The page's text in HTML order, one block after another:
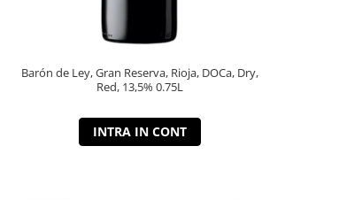
Barón de Ley, Gran Reserva, Rioja, DOCa, Dry,
Red, 13,5% 0.75L
INTRA IN CONT